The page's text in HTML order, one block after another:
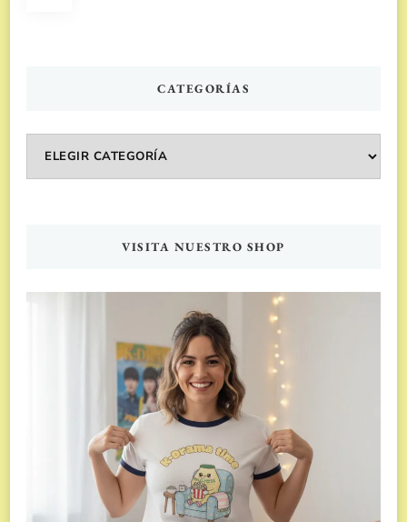
CATEGORÍAS
Categorías
VISITA NUESTRO SHOP